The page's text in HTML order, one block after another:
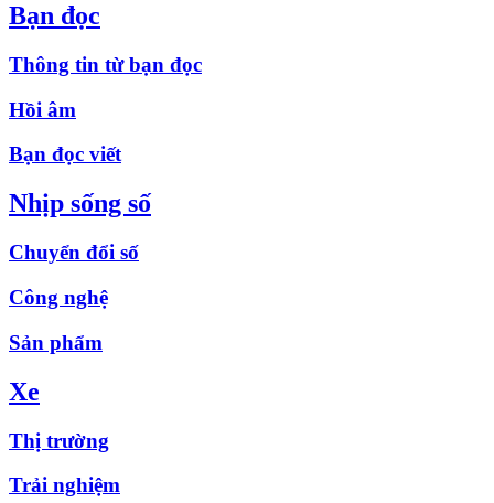
Bạn đọc
Thông tin từ bạn đọc
Hồi âm
Bạn đọc viết
Nhịp sống số
Chuyển đổi số
Công nghệ
Sản phẩm
Xe
Thị trường
Trải nghiệm